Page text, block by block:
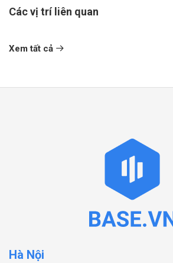
Các vị trí liên quan
Xem tất cả
Hà Nội